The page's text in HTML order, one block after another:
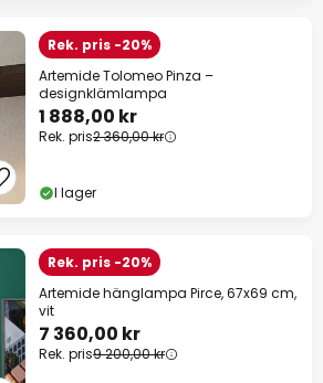
Rek. pris -20%
Artemide Tolomeo Pinza –
designklämlampa
1 888,00 kr
Rek. pris2 360,00 kr
I lager
Rek. pris -20%
Artemide hänglampa Pirce, 67x69 cm,
vit
7 360,00 kr
Rek. pris9 200,00 kr